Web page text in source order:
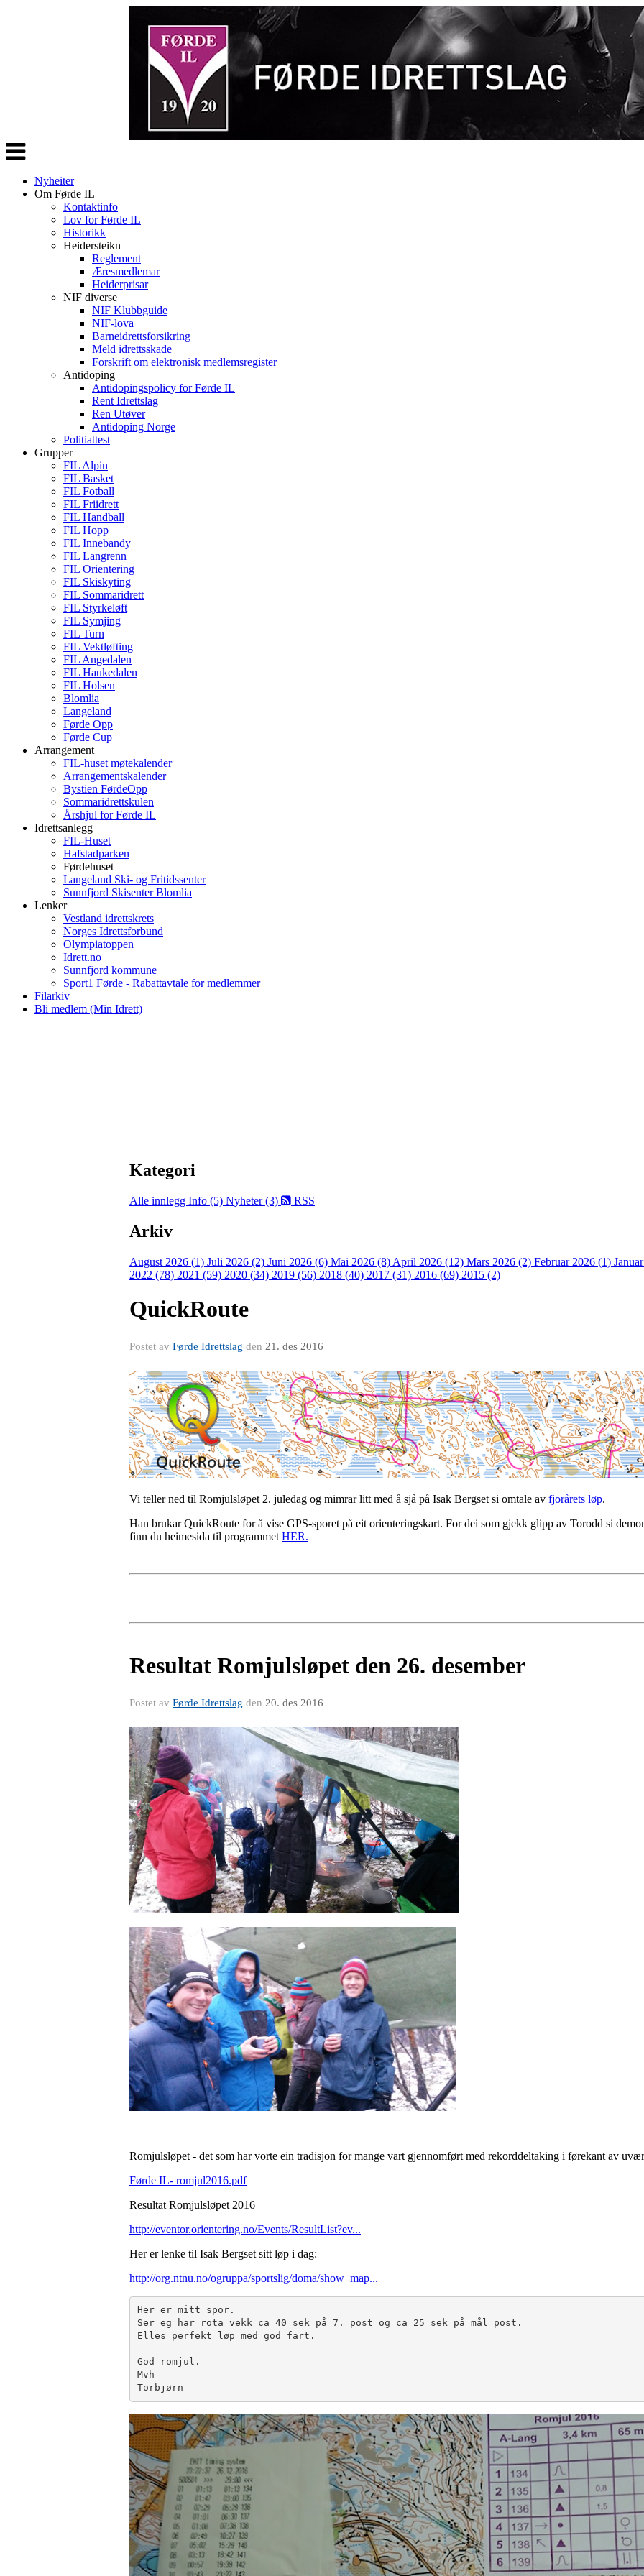
Veksle
navigasjon
Nyheiter
Om Førde IL
Kontaktinfo
Lov for Førde IL
Historikk
Heidersteikn
Reglement
Æresmedlemar
Heiderprisar
NIF diverse
NIF Klubbguide
NIF-lova
Barneidrettsforsikring
Meld idrettsskade
Forskrift om elektronisk medlemsregister
Antidoping
Antidopingspolicy for Førde IL
Rent Idrettslag
Ren Utøver
Antidoping Norge
Politiattest
Grupper
FIL Alpin
FIL Basket
FIL Fotball
FIL Friidrett
FIL Handball
FIL Hopp
FIL Innebandy
FIL Langrenn
FIL Orientering
FIL Skiskyting
FIL Sommaridrett
FIL Styrkeløft
FIL Symjing
FIL Turn
FIL Vektløfting
FIL Angedalen
FIL Haukedalen
FIL Holsen
Blomlia
Langeland
Førde Opp
Førde Cup
Arrangement
FIL-huset møtekalender
Arrangementskalender
Bystien FørdeOpp
Sommaridrettskulen
Årshjul for Førde IL
Idrettsanlegg
FIL-Huset
Hafstadparken
Førdehuset
Langeland Ski- og Fritidssenter
Sunnfjord Skisenter Blomlia
Lenker
Vestland idrettskrets
Norges Idrettsforbund
Olympiatoppen
Idrett.no
Sunnfjord kommune
Sport1 Førde - Rabattavtale for medlemmer
Filarkiv
Bli medlem (Min Idrett)
Kategori
Alle innlegg Info (5) Nyheter (3) RSS
Arkiv
August 2026 (1) Juli 2026 (2) Juni 2026 (6) Mai 2026 (8) April 2026 (12) Mars 2026 (2) Februar 2026 (1)
2022 (78) 2021 (59) 2020 (34) 2019 (56) 2018 (40) 2017 (31) 2016 (69) 2015 (2)
QuickRoute
Postet av Førde Idrettslag den 21. des 2016
Vi teller ned til Romjulsløpet 2. juledag og mimrar litt med å sjå på Isak Bergset si omtale av fjorårets løp.
Han brukar QuickRoute for å vise GPS-sporet på eit orienteringskart. For dei som gjekk glipp av Torodd si
finn du heimesida til programmet HER.
Resultat Romjulsløpet den 26. desember
Postet av Førde Idrettslag den 20. des 2016
Romjulsløpet - det som har vorte ein tradisjon for mange vart gjennomført med rekorddeltaking i førekant av
Førde IL- romjul2016.pdf
Resultat Romjulsløpet 2016
http://eventor.orientering.no/Events/ResultList?ev...
Her er lenke til Isak Bergset sitt løp i dag:
http://org.ntnu.no/ogruppa/sportslig/doma/show_map...
Her er mitt spor.
Ser eg har rota vekk ca 40 sek på 7. post og ca 25 sek på mål post.
Elles perfekt løp med god fart.
God romjul.
Mvh
Torbjørn